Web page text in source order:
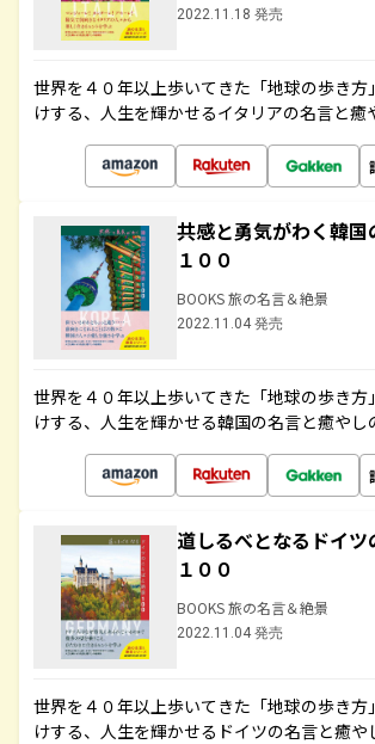
2022.11.18 発売
世界を４０年以上歩いてきた「地球の歩き方
けする、人生を輝かせるイタリアの名言と癒
共感と勇気がわく韓
１００
BOOKS 旅の名言＆絶景
2022.11.04 発売
世界を４０年以上歩いてきた「地球の歩き方
けする、人生を輝かせる韓国の名言と癒やし
道しるべとなるドイ
１００
BOOKS 旅の名言＆絶景
2022.11.04 発売
世界を４０年以上歩いてきた「地球の歩き方
けする、人生を輝かせるドイツの名言と癒や